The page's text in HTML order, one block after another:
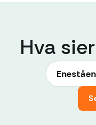
Hva